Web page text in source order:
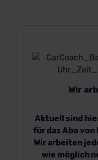
Wir
Aktuell sind
für das Abo
Wir arbeiten
wie möglich